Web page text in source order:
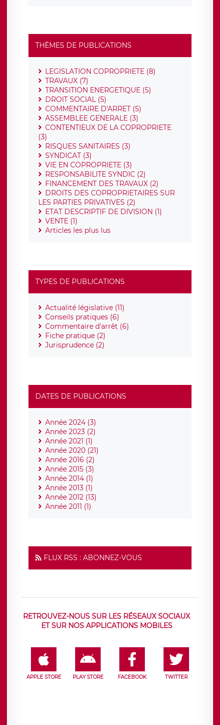
THÈMES DE PUBLICATIONS
LEGISLATION COPROPRIETE (8)
TRAVAUX (7)
TRANSITION ENERGETIQUE (5)
DROIT SOCIAL (5)
COMMENTAIRE D'ARRET (5)
ASSEMBLEE GENERALE (3)
CONTENTIEUX DE LA COPROPRIETE
(3)
RISQUES SANITAIRES (3)
SYNDICAT (3)
VIE EN COPROPRIETE (3)
RESPONSABILITE SYNDIC (2)
FINANCEMENT DES TRAVAUX (2)
DROITS DES COPROPRIETAIRES SUR
LES PARTIES PRIVATIVES (2)
ETAT DESCRIPTIF DE DIVISION (1)
VENTE (1)
Articles les plus lus
TYPES DE PUBLICATIONS
Actualité législative (11)
Conseils pratiques (6)
Commentaire d'arrêt (6)
Fiche pratique (2)
Jurisprudence (2)
DATES DE PUBLICATIONS
Année 2024 (3)
Année 2023 (2)
Année 2021 (1)
Année 2020 (21)
Année 2016 (2)
Année 2015 (3)
Année 2014 (1)
Année 2013 (1)
Année 2012 (13)
Année 2011 (1)
FLUX RSS : ABONNEZ-VOUS
RETROUVEZ-NOUS SUR LES RÉSEAUX SOCIAUX
ET SUR NOS APPLICATIONS MOBILES
APPLE STORE PLAY STORE FACEBOOK TWITTER